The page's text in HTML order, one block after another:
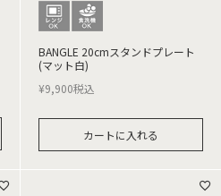
BANGLE 20cmスタンドプレート
(マット白)
¥9,900税込
カートに入れる